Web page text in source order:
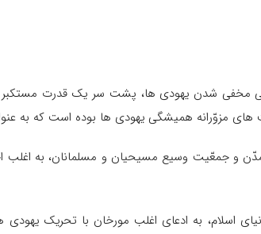
مخفي شدن يهودي ها، پشت سر يك قدرت مستكبر
مزوّرانه هميشگي يهودي ها بوده است كه به
و جمعّيت وسيع مسيحيان و مسلمانان، به اغلب
اسلام، به ادعاي اغلب مورخان با تحريك